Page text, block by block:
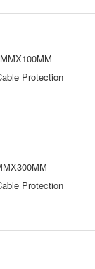
Protection
Protection